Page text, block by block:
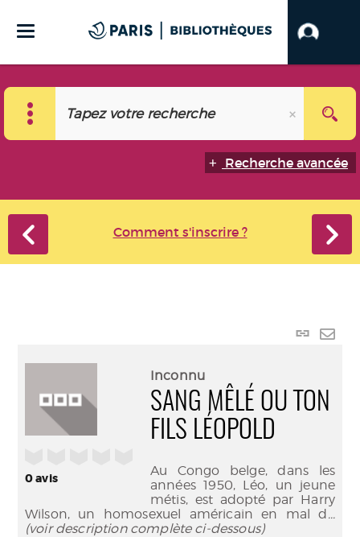
Recherche avancée
Comment s'inscrire ?
Lien
mail
0avis
Inconnu
SANG MÊLÉ OU TON
FILS LÉOPOLD
Au Congo belge, dans les
années 1950, Léo, un jeune
métis, est adopté par Harry
Wilson, un homosexuel américain en mal d...
(voir description complète ci-dessous)